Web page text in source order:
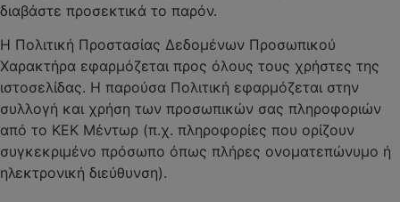
διαβάστε προσεκτικά το παρόν.
Η Πολιτική Προστασίας Δεδομένων Προσωπικού
Χαρακτήρα εφαρμόζεται προς όλους τους χρήστες της
ιστοσελίδας. Η παρούσα Πολιτική εφαρμόζεται στην
συλλογή και χρήση των προσωπικών σας πληροφοριών
από το ΚΕΚ Μέντωρ (π.χ. πληροφορίες που ορίζουν
συγκεκριμένο πρόσωπο όπως πλήρες ονοματεπώνυμο ή
ηλεκτρονική διεύθυνση).